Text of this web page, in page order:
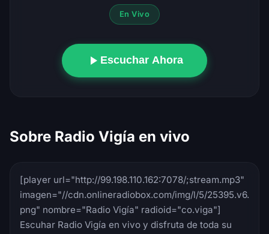
En Vivo
Escuchar Ahora
Sobre Radio Vigía en vivo
[player url="http://99.198.110.162:7078/;stream.mp3"
imagen="//cdn.onlineradiobox.com/img/l/5/25395.v6.
png" nombre="Radio Vigía" radioid="co.viga"]
Escuhar Radio Vigía en vivo y disfruta de toda su